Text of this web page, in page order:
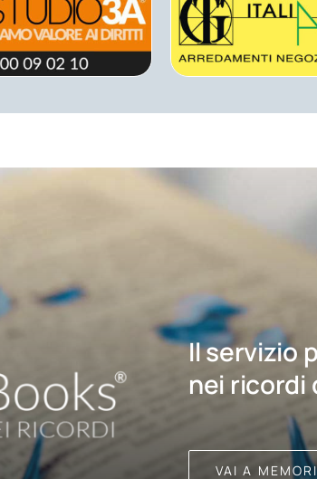
Il servizio
nei ricordi
VAI A